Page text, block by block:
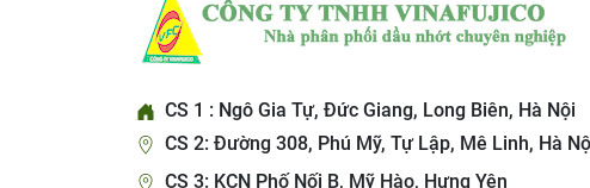
CS 1 : Ngô Gia Tự, Đức Giang, Long Biên, Hà Nội
CS 2: Đường 308, Phú Mỹ, Tự Lập, Mê Linh, Hà
CS 3: KCN Phố Nối B, Mỹ Hào, Hưng Yên